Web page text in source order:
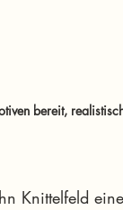
bereit,
Knittelfeld